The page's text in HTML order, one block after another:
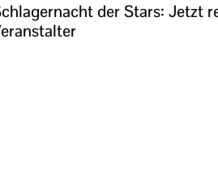
der Stars: Jetzt